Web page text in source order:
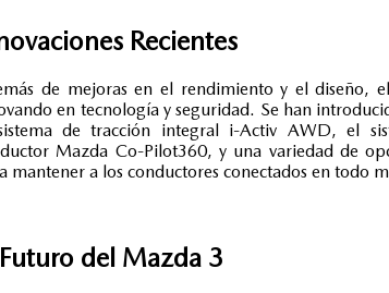
Recientes
de mejoras en el rendimiento y el diseño,
en tecnología y seguridad. Se han
de tracción integral i-Activ AWD, el
Mazda Co-Pilot360, y una variedad de
mantener a los conductores conectados en todo
del Mazda 3